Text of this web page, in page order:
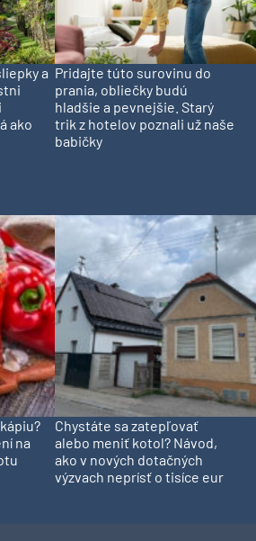
a
ako
Pridajte túto surovinu do
prania, obliečky budú
hladšie a pevnejšie. Starý
trik z hotelov poznali už naše
babičky
na
Chystáte sa zatepľovať
alebo meniť kotol? Návod,
ako v nových dotačných
výzvach neprísť o tisíce eur